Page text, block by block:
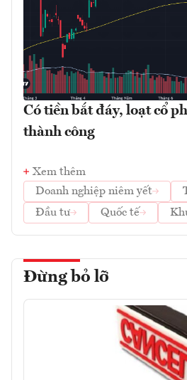
Có tiền bắt đáy, loạt cổ
thành công
Xem thêm
Doanh nghiệp niêm yết
Đầu tư
Quốc tế
Đừng bỏ lỡ